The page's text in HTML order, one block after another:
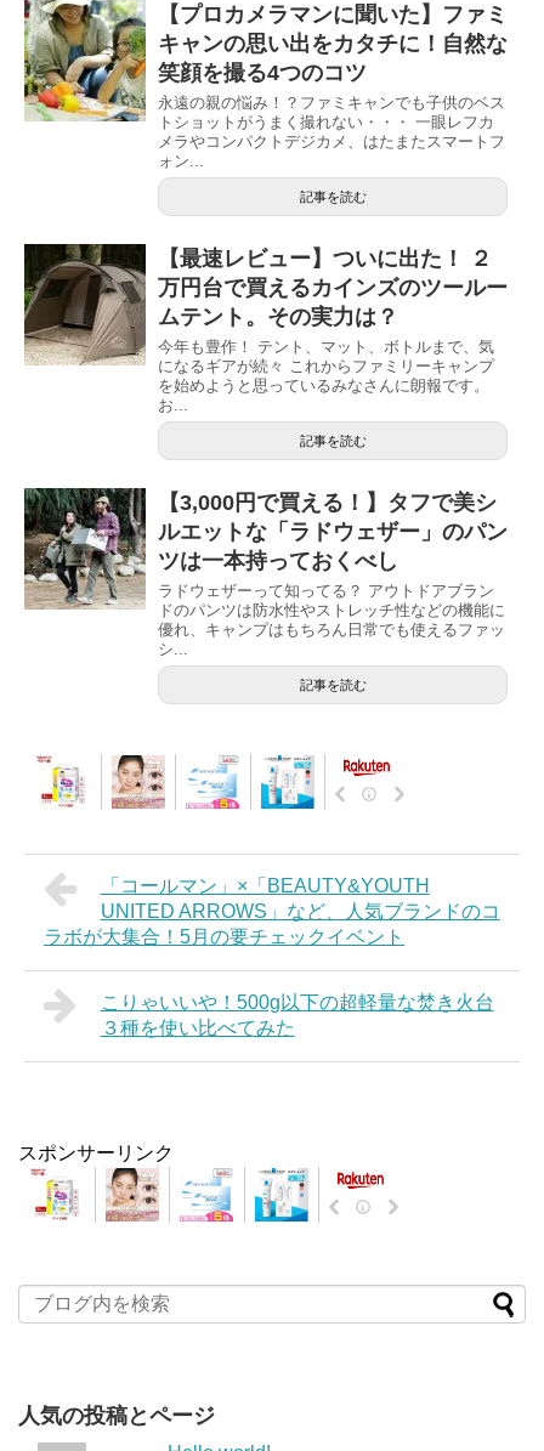
【プロカメラマンに聞いた】ファミ
キャンの思い出をカタチに！自然な
笑顔を撮る4つのコツ
永遠の親の悩み！？ファミキャンでも子供のベス
トショットがうまく撮れない・・・ 一眼レフカ
メラやコンパクトデジカメ、はたまたスマートフ
ォン...
記事を読む
【最速レビュー】ついに出た！ ２
万円台で買えるカインズのツールー
ムテント。その実力は？
今年も豊作！ テント、マット、ボトルまで、気
になるギアが続々 これからファミリーキャンプ
を始めようと思っているみなさんに朗報です。
お...
記事を読む
【3,000円で買える！】タフで美シ
ルエットな「ラドウェザー」のパン
ツは一本持っておくべし
ラドウェザーって知ってる？ アウトドアブラン
ドのパンツは防水性やストレッチ性などの機能に
優れ、キャンプはもちろん日常でも使えるファッ
シ...
記事を読む
「コールマン」×「BEAUTY&YOUTH
UNITED ARROWS」など、人気ブランドのコ
ラボが大集合！5月の要チェックイベント
こりゃいいや！500g以下の超軽量な焚き火台
３種を使い比べてみた
スポンサーリンク
人気の投稿とページ